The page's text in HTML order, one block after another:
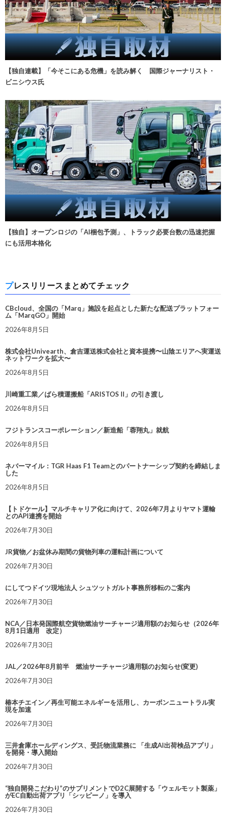
【独自連載】「今そこにある危機」を読み解く 国際ジャーナリスト・
ビニシウス氏
【独自】オープンロジの「AI梱包予測」、トラック必要台数の迅速把握
にも活用本格化
プレスリリースまとめてチェック
CBcloud、全国の「Marq」施設を起点とした新たな配送プラットフォー
ム「MarqGO」開始
2026年8月5日
株式会社Univearth、倉吉運送株式会社と資本提携〜山陰エリアへ実運送
ネットワークを拡大〜
2026年8月5日
川崎重工業／ばら積運搬船「ARISTOS II」の引き渡し
2026年8月5日
フジトランスコーポレーション／新造船「蓉翔丸」就航
2026年8月5日
ネバーマイル：TGR Haas F1 Teamとのパートナーシップ契約を締結しま
した
2026年8月5日
【トドケール】マルチキャリア化に向けて、2026年7月よりヤマト運輸
とのAPI連携を開始
2026年7月30日
JR貨物／お盆休み期間の貨物列車の運転計画について
2026年7月30日
にしてつドイツ現地法人 シュツットガルト事務所移転のご案内
2026年7月30日
NCA／日本発国際航空貨物燃油サーチャージ適用額のお知らせ（2026年
8月1日適用 改定）
2026年7月30日
JAL／2026年8月前半 燃油サーチャージ適用額のお知らせ(変更)
2026年7月30日
椿本チエイン／再生可能エネルギーを活用し、カーボンニュートラル実
現を加速
2026年7月30日
三井倉庫ホールディングス、受託物流業務に 「生成AI出荷検品アプリ」
を開発・導入開始
2026年7月30日
“独自開発こだわり”のサプリメントでD2C展開する「ウェルモット製薬」
がEC自動出荷アプリ「シッピーノ」を導入
2026年7月30日